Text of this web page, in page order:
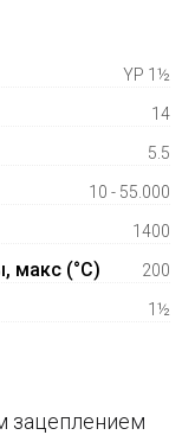
YP 1½
14
5.5
10 - 55.000
1400
макс (°C) 200
1½
зацеплением